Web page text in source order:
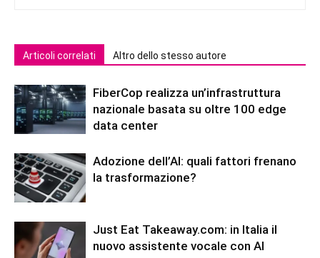
Articoli correlati Altro dello stesso autore
FiberCop realizza un’infrastruttura
nazionale basata su oltre 100 edge
data center
Adozione dell’AI: quali fattori frenano
la trasformazione?
Just Eat Takeaway.com: in Italia il
nuovo assistente vocale con AI